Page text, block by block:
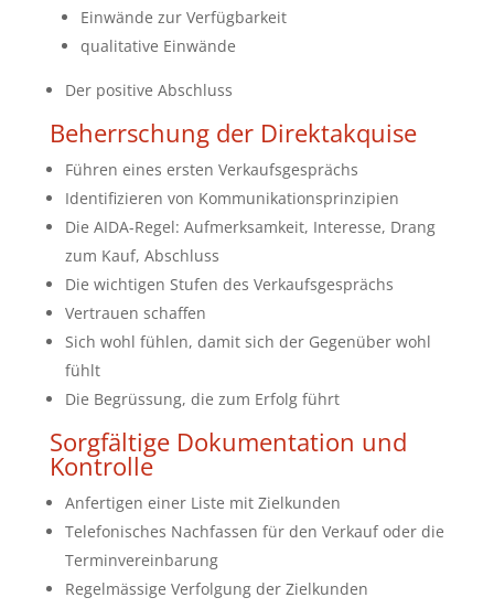
Einwände zur Verfügbarkeit
qualitative Einwände
Der positive Abschluss
Beherrschung der Direktakquise
Führen eines ersten Verkaufsgesprächs
Identifizieren von Kommunikationsprinzipien
Die AIDA-Regel: Aufmerksamkeit, Interesse, Drang
zum Kauf, Abschluss
Die wichtigen Stufen des Verkaufsgesprächs
Vertrauen schaffen
Sich wohl fühlen, damit sich der Gegenüber wohl
fühlt
Die Begrüssung, die zum Erfolg führt
Sorgfältige Dokumentation und
Kontrolle
Anfertigen einer Liste mit Zielkunden
Telefonisches Nachfassen für den Verkauf oder die
Terminvereinbarung
Regelmässige Verfolgung der Zielkunden